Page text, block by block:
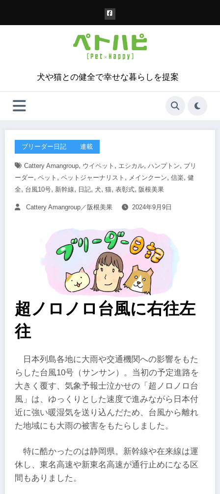
犬や猫との健全で幸せな暮らしを提案
ブリーダー日記 連載
Cattery Amangroup, ウイペット , エシカル, ハンプトン, ブリ
ーダー, ペット , ペットジャーナリスト , メインクーン, 信楽, 健
全, 台風10号, 新幹線, 日記, 犬, 猫, 表彰式, 阪根美果
Cattery Amangroup／阪根美果 2024年9月9日
超ノロノロ台風に右往左
往
日本列島各地に大雨や交通機関への影響をもた
らした台風10号（サンサン）。当初の予定進路を
大きく覆す、気象予報士泣かせの「超ノロノロ台
風」は、ゆっくりとした速度で進みながら日本付
近に強い暖湿気を送り込んだため、台風から離れ
た地域にも大雨の被害をもたらしました。
特に酷かったのは静岡県。新幹線や在来線は運
休し、東名高速や新東名高速が通行止めになる区
間もありました。